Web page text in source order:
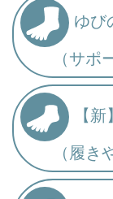
ゆび
（サポー
【
（履きや